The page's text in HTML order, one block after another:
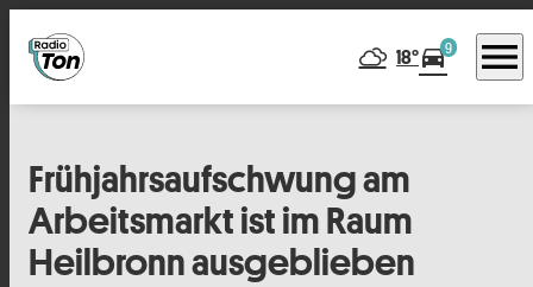
18°directions_car9 menu
Frühjahrsaufschwung am
Arbeitsmarkt ist im Raum
Heilbronn ausgeblieben